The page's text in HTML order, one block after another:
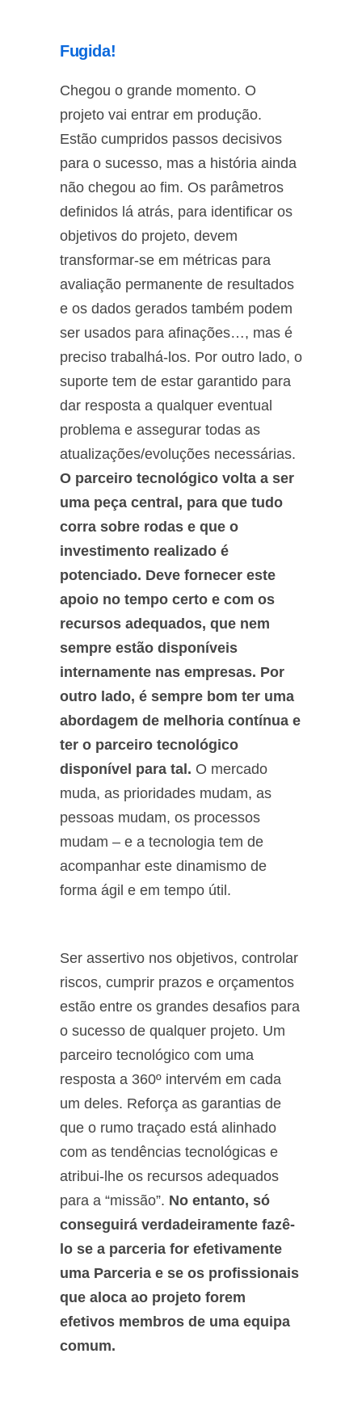
Fugida!
Chegou o grande momento. O
projeto vai entrar em produção.
Estão cumpridos passos decisivos
para o sucesso, mas a história ainda
não chegou ao fim. Os parâmetros
definidos lá atrás, para identificar os
objetivos do projeto, devem
transformar-se em métricas para
avaliação permanente de resultados
e os dados gerados também podem
ser usados para afinações…, mas é
preciso trabalhá-los. Por outro lado, o
suporte tem de estar garantido para
dar resposta a qualquer eventual
problema e assegurar todas as
atualizações/evoluções necessárias.
O parceiro tecnológico volta a ser
uma peça central, para que tudo
corra sobre rodas e que o
investimento realizado é
potenciado. Deve fornecer este
apoio no tempo certo e com os
recursos adequados, que nem
sempre estão disponíveis
internamente nas empresas. Por
outro lado, é sempre bom ter uma
abordagem de melhoria contínua e
ter o parceiro tecnológico
disponível para tal. O mercado
muda, as prioridades mudam, as
pessoas mudam, os processos
mudam – e a tecnologia tem de
acompanhar este dinamismo de
forma ágil e em tempo útil.
Ser assertivo nos objetivos, controlar
riscos, cumprir prazos e orçamentos
estão entre os grandes desafios para
o sucesso de qualquer projeto. Um
parceiro tecnológico com uma
resposta a 360º intervém em cada
um deles. Reforça as garantias de
que o rumo traçado está alinhado
com as tendências tecnológicas e
atribui-lhe os recursos adequados
para a “missão”. No entanto, só
conseguirá verdadeiramente fazê-
lo se a parceria for efetivamente
uma Parceria e se os profissionais
que aloca ao projeto forem
efetivos membros de uma equipa
comum.